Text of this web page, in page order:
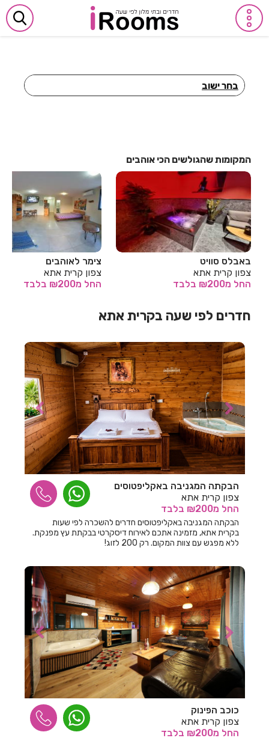
בחר ישוב
חדרים לפי שעה באבן מנחם
חדרים לפי שעה באומן
חדרים לפי שעה באומץ
חדרים לפי שעה באופקים
חדרים לפי שעה באור יהודה
חדרים לפי שעה באור עקיבא
חדרים לפי שעה באחיהוד
חדרים לפי שעה באחיטוב
חדרים לפי שעה באלישמע
חדרים לפי שעה באלקוש
חדרים לפי שעה באמירים
חדרים לפי שעה באניעם
חדרים לפי שעה באריאל
חדרים לפי שעה באשבול
חדרים לפי שעה באשדוד
חדרים לפי שעה באשקלון
חדרים לפי שעה באשתאול
חדרים לפי שעה בבאר שבע
חדרים לפי שעה בבוסתן הגליל
חדרים לפי שעה בבורגתה
חדרים לפי שעה בבית אלעזרי
חדרים לפי שעה בבית אלפא
חדרים לפי שעה בבית ג'אן
חדרים לפי שעה בבית דגן
חדרים לפי שעה בבית הלל
המקומות שהגולשים הכי אוהבים
באבלס סוויט
צפון קרית אתא
החל מ₪200 בלבד
צימר לאוהבים
צפון קרית אתא
החל מ₪200 בלבד
חדרים לפי שעה בקרית אתא
הבקתה המגניבה באקליפטוסים
צפון קרית אתא
החל מ₪200 בלבד
הבקתה המגניבה באקליפטוסים חדרים להשכרה לפי שעות
בקרית אתא, מזמינה אתכם לאירוח דיסקרטי בבקתת עץ מפנקת.
ללא מפגש עם צוות המקום. רק 200 לזוג!
כוכב הפינוק
צפון קרית אתא
החל מ₪200 בלבד